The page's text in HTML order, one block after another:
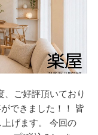
ご好評頂いており
できました！！ 皆
げます。 今回の